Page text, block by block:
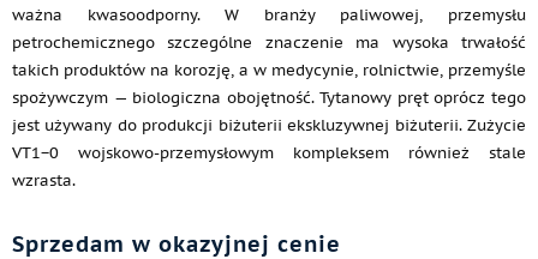
ważna kwasoodporny. W branży paliwowej, przemysłu
petrochemicznego szczególne znaczenie ma wysoka trwałość
takich produktów na korozję, a w medycynie, rolnictwie, przemyśle
spożywczym — biologiczna obojętność. Tytanowy pręt oprócz tego
jest używany do produkcji biżuterii ekskluzywnej biżuterii. Zużycie
VT1−0 wojskowo-przemysłowym kompleksem również stale
wzrasta.
Sprzedam w okazyjnej cenie